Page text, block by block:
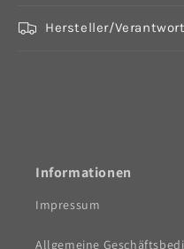
Hersteller/
Informationen
Impressum
Allgemeine